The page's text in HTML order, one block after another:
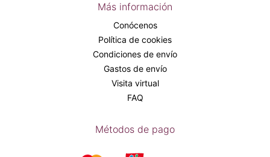
Más información
Conócenos
Política de cookies
Condiciones de envío
Gastos de envío
Visita virtual
FAQ
Métodos de pago